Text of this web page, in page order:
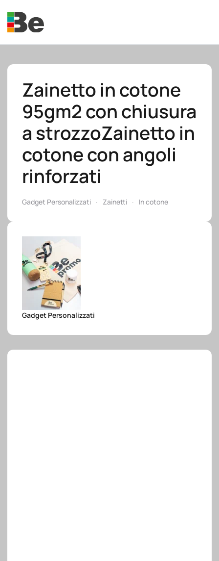
Skip to main content
Zainetto in cotone
95gm2 con chiusura
a strozzoZainetto in
cotone con angoli
rinforzati
Gadget Personalizzati Zainetti In cotone
Gadget Personalizzati